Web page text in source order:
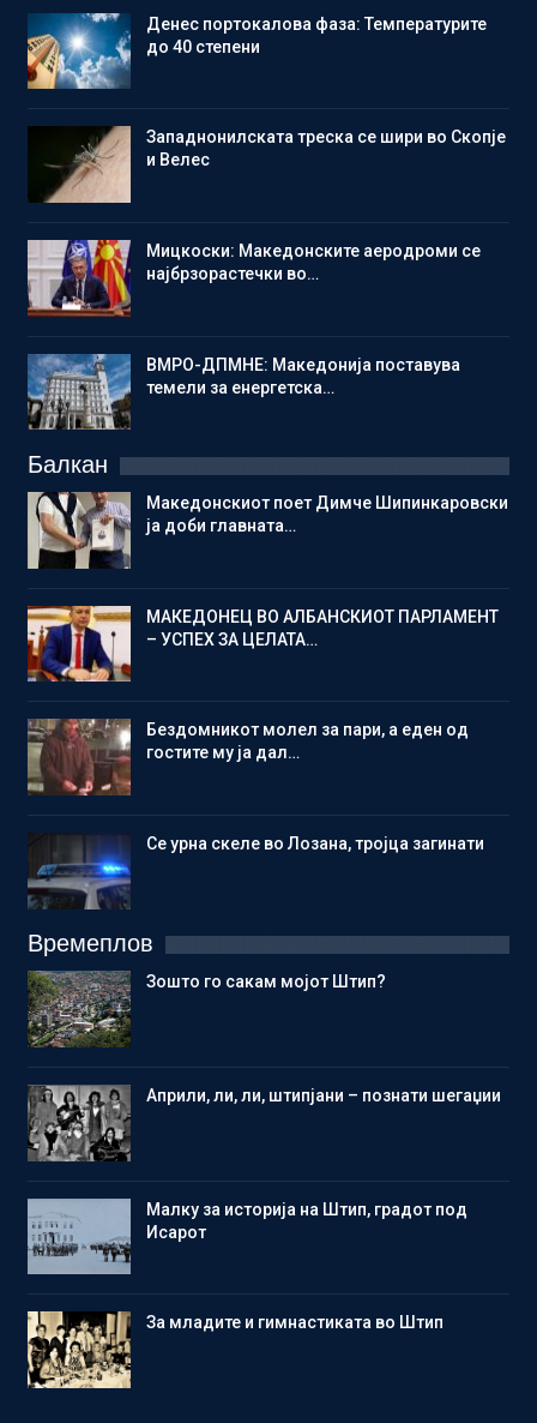
Денес портокалова фаза: Температурите
до 40 степени
Западнонилската треска се шири во Скопје
и Велес
Мицкоски: Македонските аеродроми се
најбрзорастечки во…
ВМРО-ДПМНЕ: Македонија поставува
темели за енергетска…
Балкан
Македонскиот поет Димче Шипинкаровски
ја доби главната…
МАКЕДОНЕЦ ВО АЛБАНСКИОТ ПАРЛАМЕНТ
– УСПЕХ ЗА ЦЕЛАТА…
Бездомникот молел за пари, а еден од
гостите му ја дал…
Се урна скеле во Лозана, тројца загинати
Времеплов
Зошто го сакам мојот Штип?
Aприли, ли, ли, штипјани – познати шегаџии
Малку за историја на Штип, градот под
Исарот
Зa младите и гимнастиката во Штип